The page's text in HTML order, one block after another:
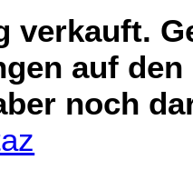
verkauft.
auf
noch